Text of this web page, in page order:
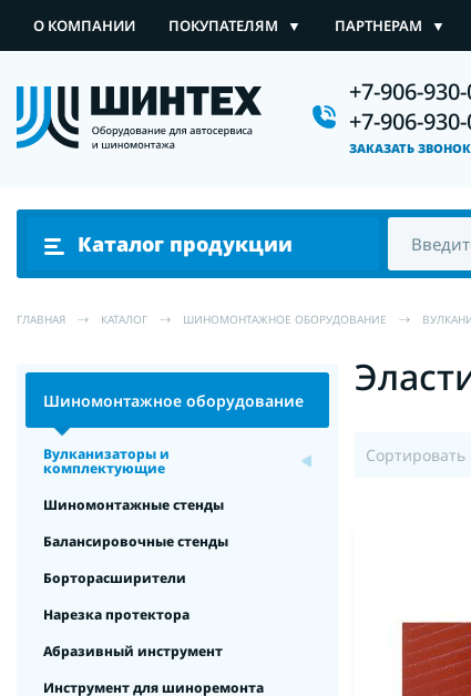
О КОМПАНИИ ПОКУПАТЕЛЯМ ▼ ПАРТНЕРАМ ▼
Каталог продукции
+7-906-
+7-906-
ЗАКАЗАТЬ ЗВОНОК
Каталог продукции
ГЛАВНАЯ КАТАЛОГ ШИНОМОНТАЖНОЕ ОБОРУДОВАНИЕ
Шиномонтажное оборудование
Вулканизаторы и
комплектующие
Шиномонтажные стенды
Балансировочные стенды
Борторасширители
Нарезка протектора
Абразивный инструмент
Инструмент для шиноремонта
Сортировать